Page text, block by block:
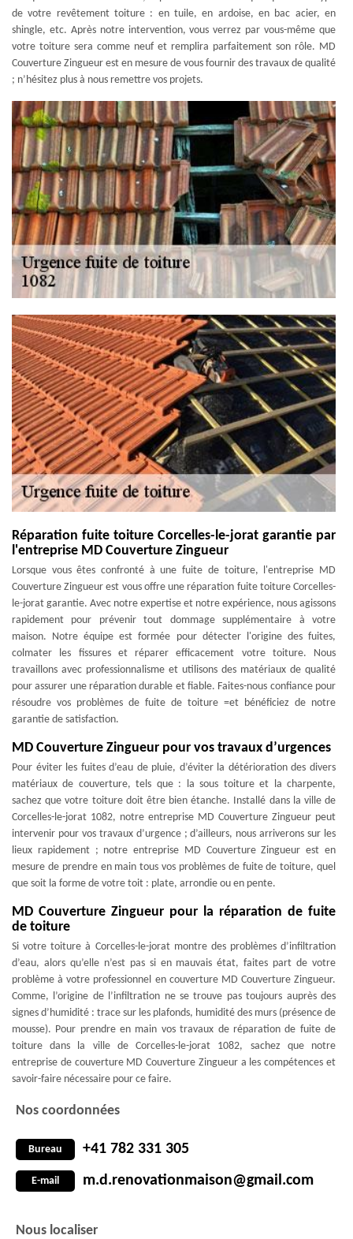
de votre revêtement toiture : en tuile, en ardoise, en bac acier, en
shingle, etc. Après notre intervention, vous verrez par vous-même que
votre toiture sera comme neuf et remplira parfaitement son rôle. MD
Couverture Zingueur est en mesure de vous fournir des travaux de qualité
; n’hésitez plus à nous remettre vos projets.
Réparation fuite toiture Corcelles-le-jorat garantie par
l'entreprise MD Couverture Zingueur
Lorsque vous êtes confronté à une fuite de toiture, l'entreprise MD
Couverture Zingueur est vous offre une réparation fuite toiture Corcelles-
le-jorat garantie. Avec notre expertise et notre expérience, nous agissons
rapidement pour prévenir tout dommage supplémentaire à votre
maison. Notre équipe est formée pour détecter l'origine des fuites,
colmater les fissures et réparer efficacement votre toiture. Nous
travaillons avec professionnalisme et utilisons des matériaux de qualité
pour assurer une réparation durable et fiable. Faites-nous confiance pour
résoudre vos problèmes de fuite de toiture =et bénéficiez de notre
garantie de satisfaction.
MD Couverture Zingueur pour vos travaux d’urgences
Pour éviter les fuites d’eau de pluie, d’éviter la détérioration des divers
matériaux de couverture, tels que : la sous toiture et la charpente,
sachez que votre toiture doit être bien étanche. Installé dans la ville de
Corcelles-le-jorat 1082, notre entreprise MD Couverture Zingueur peut
intervenir pour vos travaux d’urgence ; d’ailleurs, nous arriverons sur les
lieux rapidement ; notre entreprise MD Couverture Zingueur est en
mesure de prendre en main tous vos problèmes de fuite de toiture, quel
que soit la forme de votre toit : plate, arrondie ou en pente.
MD Couverture Zingueur pour la réparation de fuite
de toiture
Si votre toiture à Corcelles-le-jorat montre des problèmes d’infiltration
d’eau, alors qu’elle n’est pas si en mauvais état, faites part de votre
problème à votre professionnel en couverture MD Couverture Zingueur.
Comme, l’origine de l’infiltration ne se trouve pas toujours auprès des
signes d’humidité : trace sur les plafonds, humidité des murs (présence de
mousse). Pour prendre en main vos travaux de réparation de fuite de
toiture dans la ville de Corcelles-le-jorat 1082, sachez que notre
entreprise de couverture MD Couverture Zingueur a les compétences et
savoir-faire nécessaire pour ce faire.
Nos coordonnées
Bureau +41 782 331 305
E-mail m.d.renovationmaison@gmail.com
Nous localiser